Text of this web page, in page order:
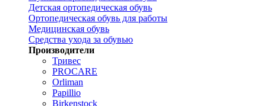
Детская ортопедическая обувь
Ортопедическая обувь для работы
Медицинская обувь
Средства ухода за обувью
Производители
Тривес
PROCARE
Orliman
Papillio
Birkenstock